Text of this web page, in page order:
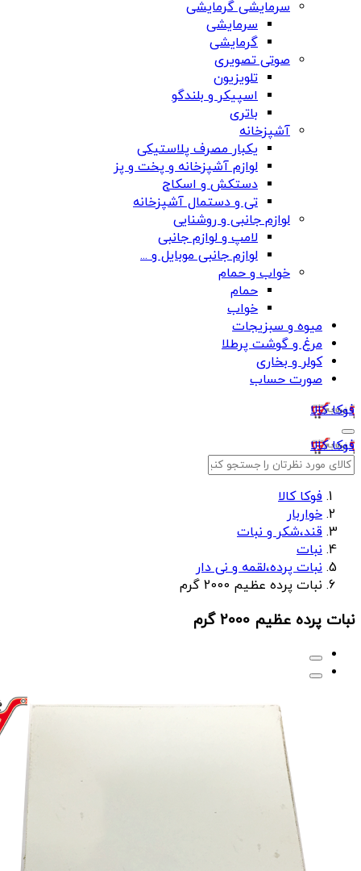
سرمایشی گرمایشی
سرمایشی
گرمایشی
صوتی تصویری
تلویزیون
اسپیکر و بلندگو
باتری
آشپزخانه
یکبار مصرف پلاستیکی
لوازم آشپزخانه و پخت و پز
دستکش و اسکاج
تی و دستمال آشپزخانه
لوازم جانبی و روشنایی
لامپ و لوازم جانبی
لوازم جانبی موبایل و ...
خواب و حمام
حمام
خواب
میوه و سبزیجات
مرغ و گوشت پرطلا
کولر و بخاری
صورت حساب
فوکا کالا
فوکا کالا
فوکا کالا
خواربار
قند،شکر و نبات
نبات
نبات پرده،لقمه و نی دار
نبات پرده عظیم 2000 گرم
نبات پرده عظیم 2000 گرم